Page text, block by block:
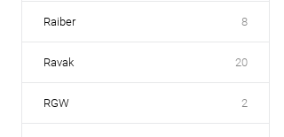
Raiber 8
Ravak 20
RGW 2